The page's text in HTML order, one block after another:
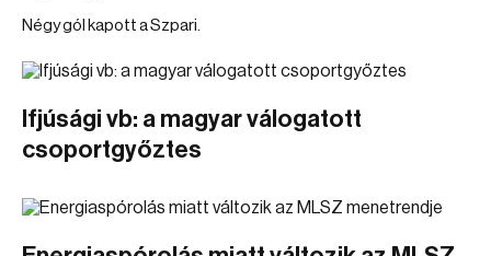
Négy gól kapott a Szpari.
Ifjúsági vb: a magyar válogatott
csoportgyőztes